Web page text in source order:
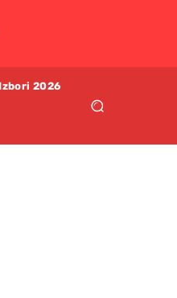
Izbori 2026